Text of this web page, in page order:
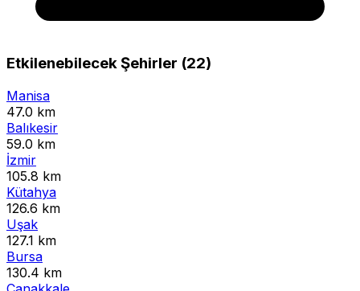
Etkilenebilecek Şehirler (22)
Manisa
47.0 km
Balıkesir
59.0 km
İzmir
105.8 km
Kütahya
126.6 km
Uşak
127.1 km
Bursa
130.4 km